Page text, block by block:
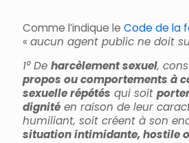
Comme l’indique le Code de la
« aucun agent public ne doit
1° De harcèlement sexuel,
propos ou comportements à
sexuelle répétés qui soit
dignité en raison de leur
humiliant, soit créent à son
situation intimidante, hostile